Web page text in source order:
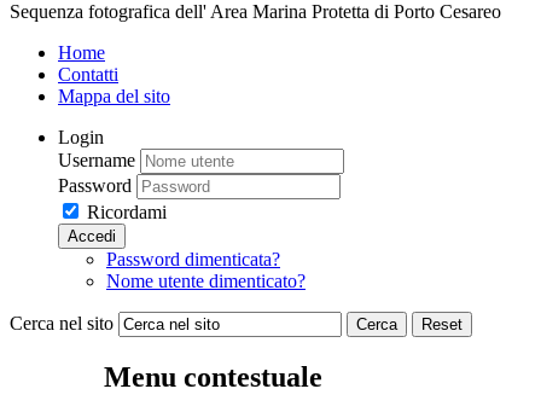
Sequenza fotografica dell' Area Marina Protetta di Porto Cesareo
Home
Contatti
Mappa del sito
Login
Username
Password
Ricordami
Accedi
Password dimenticata?
Nome utente dimenticato?
Cerca nel sito Cerca Reset
Menu contestuale